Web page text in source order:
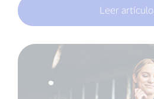
Leer artículo